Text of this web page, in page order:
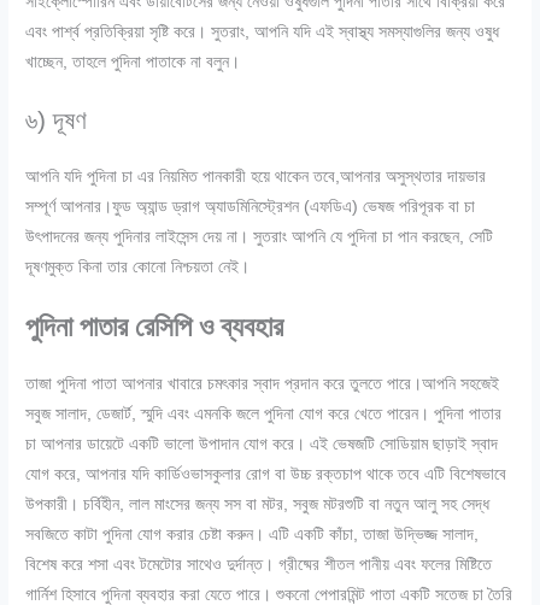
এবং পার্শ্ব প্রতিক্রিয়া সৃষ্টি করে। সুতরাং, আপনি যদি এই স্বাস্থ্য সমস্যাগুলির জন্য ওষুধ
খাচ্ছেন, তাহলে পুদিনা পাতাকে না বলুন।
৬) দূষণ
আপনি যদি পুদিনা চা এর নিয়মিত পানকারী হয়ে থাকেন তবে,আপনার অসুস্থতার দায়ভার
সম্পূর্ণ আপনার।ফুড অ্যান্ড ড্রাগ অ্যাডমিনিস্ট্রেশন (এফডিএ) ভেষজ পরিপূরক বা চা
উৎপাদনের জন্য পুদিনার লাইসেন্স দেয় না। সুতরাং আপনি যে পুদিনা চা পান করছেন, সেটি
দূষণমুক্ত কিনা তার কোনো নিশ্চয়তা নেই।
পুদিনা পাতার রেসিপি ও ব্যবহার
তাজা পুদিনা পাতা আপনার খাবারে চমৎকার স্বাদ প্রদান করে তুলতে পারে।আপনি সহজেই
সবুজ সালাদ, ডেজার্ট, স্মুদি এবং এমনকি জলে পুদিনা যোগ করে খেতে পারেন। পুদিনা পাতার
চা আপনার ডায়েটে একটি ভালো উপাদান যোগ করে। এই ভেষজটি সোডিয়াম ছাড়াই স্বাদ
যোগ করে, আপনার যদি কার্ডিওভাসকুলার রোগ বা উচ্চ রক্তচাপ থাকে তবে এটি বিশেষভাবে
উপকারী। চর্বিহীন, লাল মাংসের জন্য সস বা মটর, সবুজ মটরশুটি বা নতুন আলু সহ সেদ্ধ
সবজিতে কাটা পুদিনা যোগ করার চেষ্টা করুন। এটি একটি কাঁচা, তাজা উদ্ভিজ্জ সালাদ,
বিশেষ করে শসা এবং টমেটোর সাথেও দুর্দান্ত। গ্রীষ্মের শীতল পানীয় এবং ফলের মিষ্টিতে
গার্নিশ হিসাবে পুদিনা ব্যবহার করা যেতে পারে। শুকনো পেপারমিন্ট পাতা একটি সতেজ চা তৈরি